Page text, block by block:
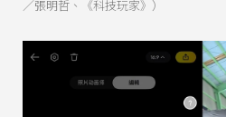
／張明哲、《科技玩家》）